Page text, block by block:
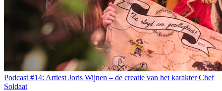
Podcast #14: Artiest Joris Wijnen – de creatie van het karakter Chef
Soldaat